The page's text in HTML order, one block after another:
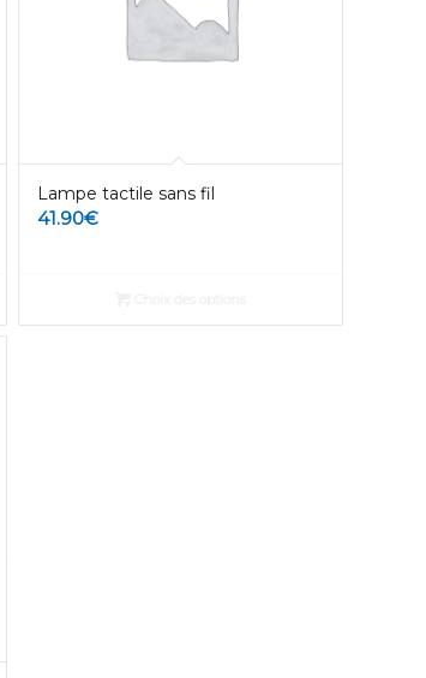
Lampe tactile sans fil
41.90€